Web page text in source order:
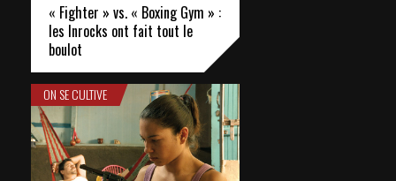
« Fighter » vs. « Boxing Gym » :
les Inrocks ont fait tout le
boulot
ON SE CULTIVE